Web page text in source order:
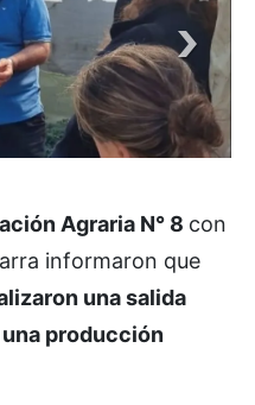
Agraria N° 8 con
informaron que
una salida
producción